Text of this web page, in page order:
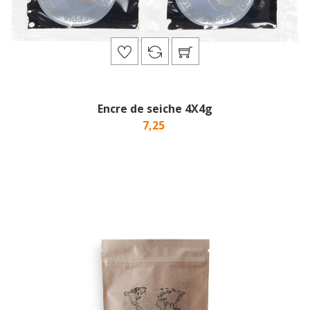
Encre de seiche 4X4g
7,25